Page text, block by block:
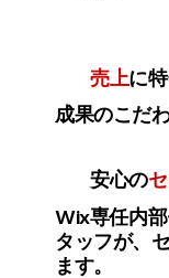
売上に
成果のこだ
安心の
Wix専任内
タッフが、
ます。